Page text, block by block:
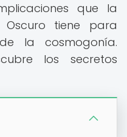
que la
Oscuro tiene para
la cosmogonía.
los secretos